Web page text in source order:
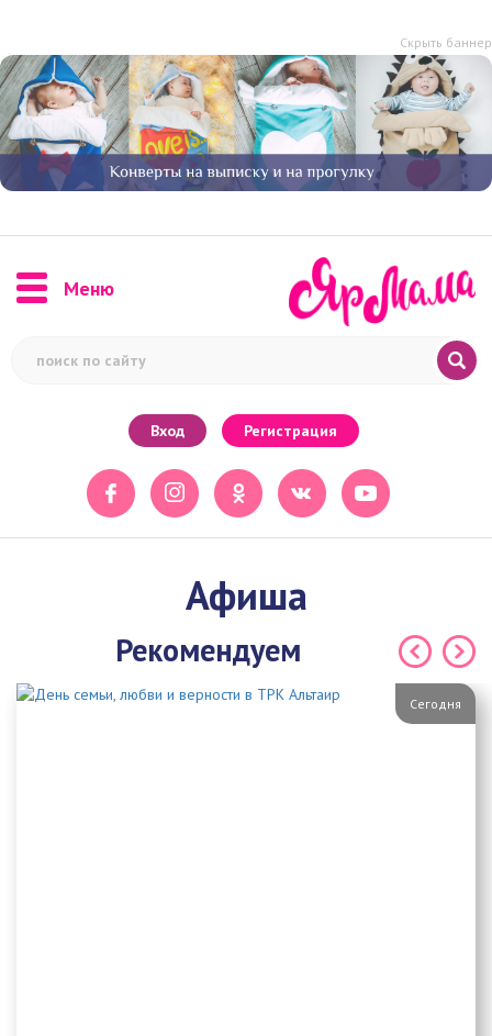
Скрыть баннер
Меню
Вход Регистрация
Афиша
Рекомендуем
Сегодня